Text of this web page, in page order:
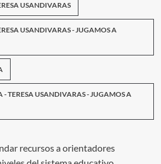
USANDIVARAS
USANDIVARAS - JUGAMOS A
TERESA USANDIVARAS - JUGAMOS A
recursos a orientadores